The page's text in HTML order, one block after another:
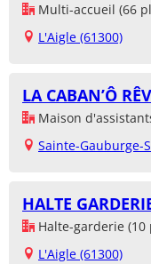
Multi-accueil (66
L'Aigle (61300)
LA CABAN’Ô
Maison
Sainte-Gauburge-
HALTE
Halte-garderie (10
L'Aigle (61300)